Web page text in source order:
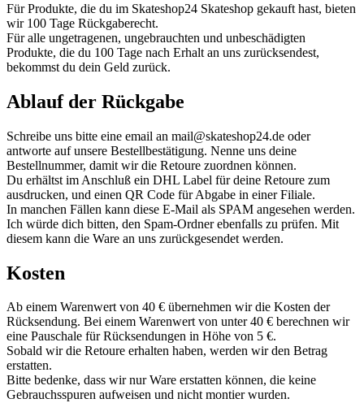
Für Produkte, die du im Skateshop24 Skateshop gekauft hast, bieten
wir 100 Tage Rückgaberecht.
Für alle ungetragenen, ungebrauchten und unbeschädigten
Produkte, die du 100 Tage nach Erhalt an uns zurücksendest,
bekommst du dein Geld zurück.
Ablauf der Rückgabe
Schreibe uns bitte eine email an mail@skateshop24.de oder
antworte auf unsere Bestellbestätigung. Nenne uns deine
Bestellnummer, damit wir die Retoure zuordnen können.
Du erhältst im Anschluß ein DHL Label für deine Retoure zum
ausdrucken, und einen QR Code für Abgabe in einer Filiale.
In manchen Fällen kann diese E-Mail als SPAM angesehen werden.
Ich würde dich bitten, den Spam-Ordner ebenfalls zu prüfen. Mit
diesem kann die Ware an uns zurückgesendet werden.
Kosten
Ab einem Warenwert von 40 € übernehmen wir die Kosten der
Rücksendung. Bei einem Warenwert von unter 40 € berechnen wir
eine Pauschale für Rücksendungen in Höhe von 5 €.
Sobald wir die Retoure erhalten haben, werden wir den Betrag
erstatten.
Bitte bedenke, dass wir nur Ware erstatten können, die keine
Gebrauchsspuren aufweisen und nicht montier wurden.